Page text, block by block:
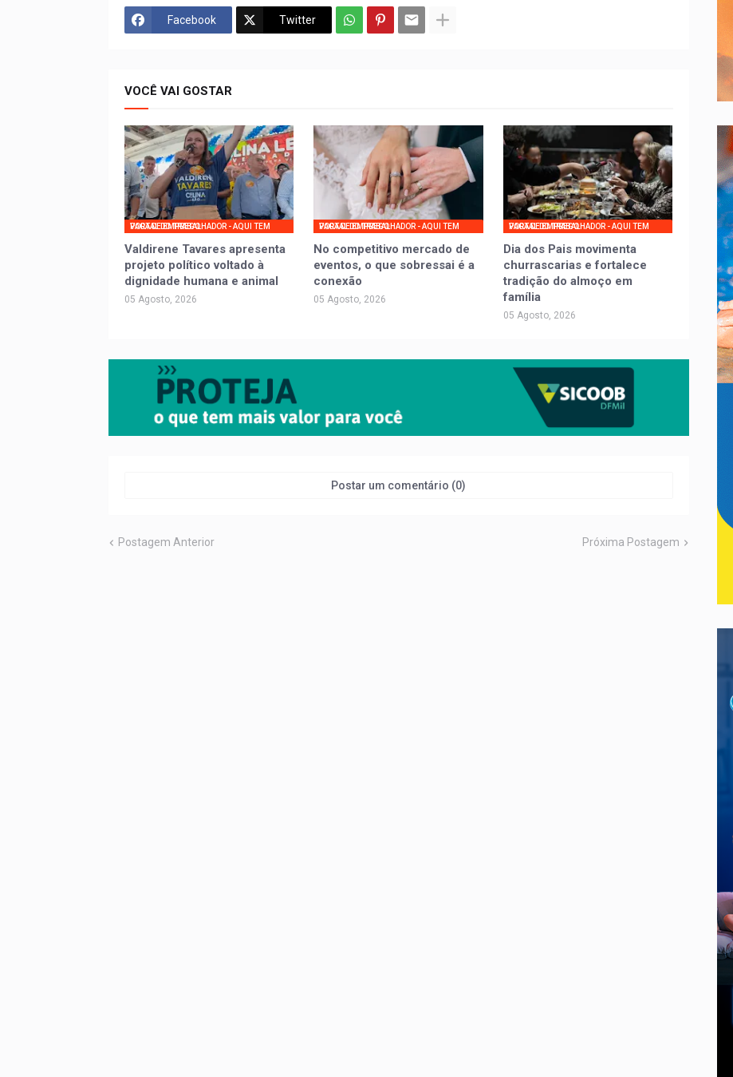
Facebook Twitter
VOCÊ VAI GOSTAR
PORTAL DO TRABALHADOR - AQUI TEM VAGA DE EMPREGO
Valdirene Tavares apresenta
projeto político voltado à
dignidade humana e animal
05 Agosto, 2026
PORTAL DO TRABALHADOR - AQUI TEM VAGA DE EMPREGO
No competitivo mercado de
eventos, o que sobressai é a
conexão
05 Agosto, 2026
PORTAL DO TRABALHADOR - AQUI TEM VAGA DE EMPREGO
Dia dos Pais movimenta
churrascarias e fortalece
tradição do almoço em
família
05 Agosto, 2026
Postar um comentário (0)
Postagem Anterior Próxima Postagem